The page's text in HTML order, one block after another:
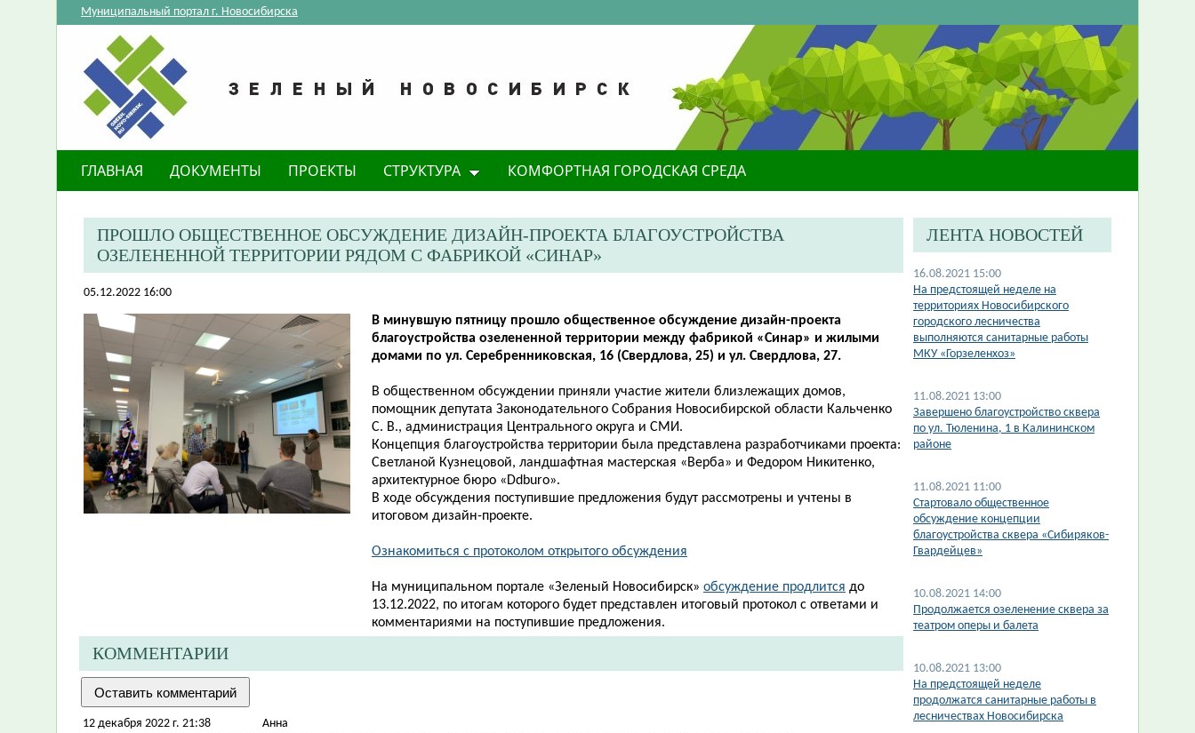
Муниципальный портал г. Новосибирска
ГЛАВНАЯ ДОКУМЕНТЫ ПРОЕКТЫ СТРУКТУРА КОМФОРТНАЯ ГОРОДСКАЯ СРЕДА
ПРОШЛО ОБЩЕСТВЕННОЕ ОБСУЖДЕНИЕ ДИЗАЙН-ПРОЕКТА БЛАГОУСТРОЙСТВА
ОЗЕЛЕНЕННОЙ ТЕРРИТОРИИ РЯДОМ С ФАБРИКОЙ «СИНАР»
05.12.2022 16:00
В минувшую пятницу прошло общественное обсуждение дизайн-проекта
благоустройства озелененной территории между фабрикой «Синар» и жилыми
домами по ул. Серебренниковская, 16 (Свердлова, 25) и ул. Свердлова, 27.
В общественном обсуждении приняли участие жители близлежащих домов,
помощник депутата Законодательного Собрания Новосибирской области Кальченко
С. В., администрация Центрального округа и СМИ.
Концепция благоустройства территории была представлена разработчиками проекта:
Светланой Кузнецовой, ландшафтная мастерская «Верба» и Федором Никитенко,
архитектурное бюро «Ddburo».
В ходе обсуждения поступившие предложения будут рассмотрены и учтены в
итоговом дизайн-проекте.
Ознакомиться с протоколом открытого обсуждения
На муниципальном портале «Зеленый Новосибирск» обсуждение продлится​ до
13.12.2022, по итогам которого будет представлен итоговый протокол с ответами и
комментариями на поступившие предложения.
КОММЕНТАРИИ
12 декабря 2022 г. 21:38
Aнна
ЛЕНТА НОВОСТЕЙ
16.08.2021 15:00
На предстоящей неделе на
территориях Новосибирского
городского лесничества
выполняются санитарные работы
МКУ «Горзеленхоз»
11.08.2021 13:00
Завершено благоустройство сквера
по ул. Тюленина, 1 в Калининском
районе
11.08.2021 11:00
Стартовало общественное
обсуждение концепции
благоустройства сквера «Сибиряков-
Гвардейцев»
10.08.2021 14:00
Продолжается озеленение сквера за
театром оперы и балета
10.08.2021 13:00
На предстоящей неделе
продолжатся санитарные работы в
лесничествах Новосибирска